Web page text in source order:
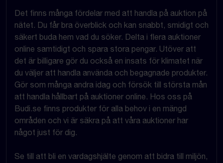
Det finns många fördelar med att handla på auktion på
nätet. Du får bra överblick och kan snabbt, smidigt och
säkert buda hem vad du söker. Delta i flera auktioner
online samtidigt och spara stora pengar. Utöver att
det är billigare gör du också en insats för klimatet när
du väljer att handla använda och begagnade produkter.
Gör som många andra idag och försök till största mån
att handla hållbart på auktioner online. Hos oss på
Budi.se finns produkter för alla behov i en mängd
områden och vi är säkra på att våra auktioner har
något just för dig.
Se till att bli en vardagshjälte genom att bidra till miljön,